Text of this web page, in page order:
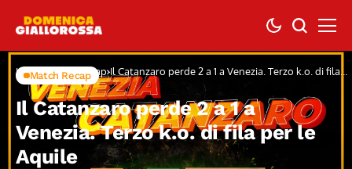
Home Match Recap Il Catanzaro perde 2 a 1 a Venezia. Terzo k.o. di fila
per le Aquile
Match Recap
Il Catanzaro perde 2 a 1 a
Venezia. Terzo k.o. di fila per le
Aquile